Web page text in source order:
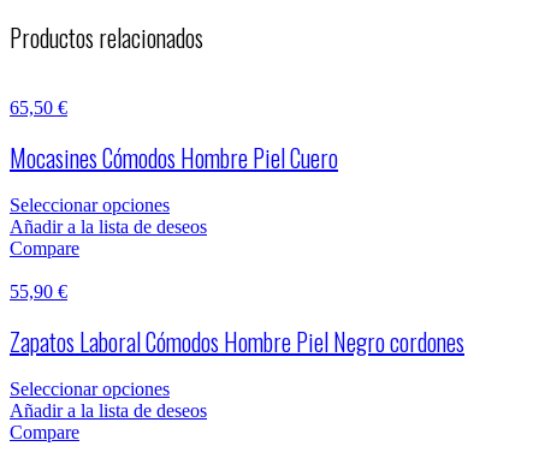
Productos relacionados
65,50 €
Mocasines Cómodos Hombre Piel Cuero
Seleccionar opciones
Añadir a la lista de deseos
Compare
55,90 €
Zapatos Laboral Cómodos Hombre Piel Negro cordones
Seleccionar opciones
Añadir a la lista de deseos
Compare